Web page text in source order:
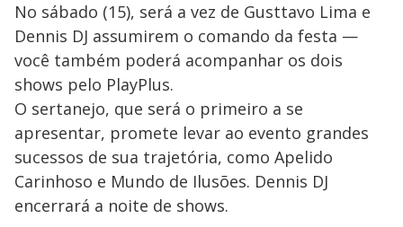
No sábado (15), será a vez de Gusttavo Lima e
Dennis DJ assumirem o comando da festa —
você também poderá acompanhar os dois
shows pelo PlayPlus.
O sertanejo, que será o primeiro a se
apresentar, promete levar ao evento grandes
sucessos de sua trajetória, como Apelido
Carinhoso e Mundo de Ilusões. Dennis DJ
encerrará a noite de shows.